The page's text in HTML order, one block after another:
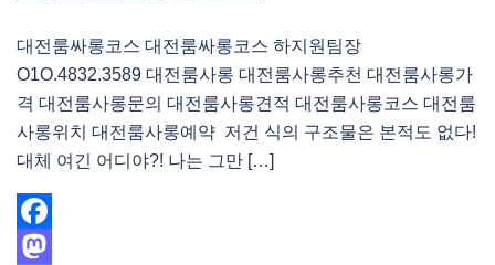
대전룸싸롱코스 대전룸싸롱코스 하지원팀장
O1O.4832.3589 대전룸사롱 대전룸사롱추천 대전룸사롱가
격 대전룸사롱문의 대전룸사롱견적 대전룸사롱코스 대전룸
사롱위치 대전룸사롱예약 저건 식의 구조물은 본적도 없다!
대체 여긴 어디야?! 나는 그만 […]
Facebook